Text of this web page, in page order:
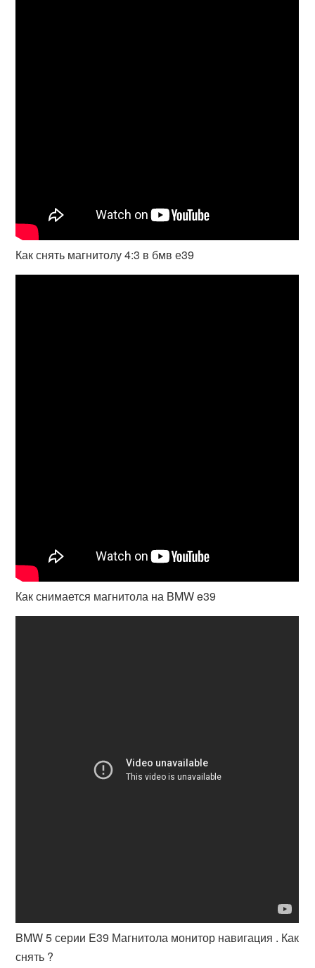
Как снять магнитолу 4:3 в бмв е39
Как снимается магнитола на BMW e39
BMW 5 серии E39 Магнитола монитор навигация . Как
снять ?